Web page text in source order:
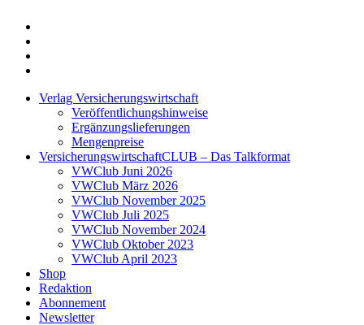
Verlag Versicherungswirtschaft
Veröffentlichungshinweise
Ergänzungslieferungen
Mengenpreise
VersicherungswirtschaftCLUB – Das Talkformat
VWClub Juni 2026
VWClub März 2026
VWClub November 2025
VWClub Juli 2025
VWClub November 2024
VWClub Oktober 2023
VWClub April 2023
Shop
Redaktion
Abonnement
Newsletter